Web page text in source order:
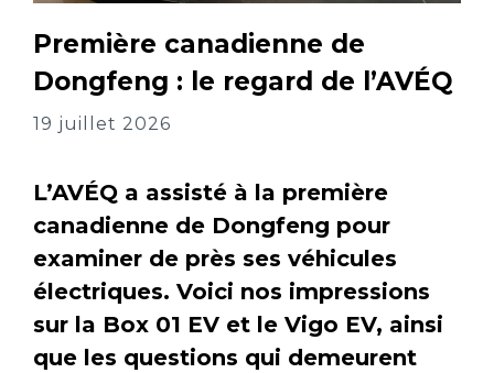
Première canadienne de
Dongfeng : le regard de l’AVÉQ
19 juillet 2026
L’AVÉQ a assisté à la première
canadienne de Dongfeng pour
examiner de près ses véhicules
électriques. Voici nos impressions
sur la Box 01 EV et le Vigo EV, ainsi
que les questions qui demeurent